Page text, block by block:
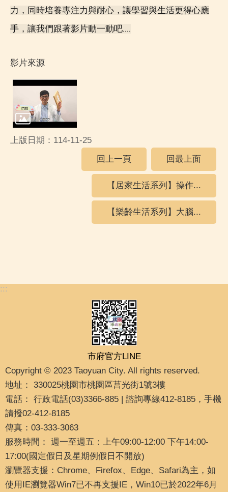
力，同時培養專注力與耐心，讓學習與生活更得心應
手，讓我們跟著影片動一動吧....
影片來源
上版日期：114-11-25
回上一頁
回最上面
【居家生活系列】操作...
【樂齡生活系列】大腦...
:::
市府官方LINE
Copyright © 2023 Taoyuan City. All rights reserved.
地址： 330025桃園市桃園區莒光街1號3樓
電話： 行政電話(03)3366-885 | 諮詢專線412-8185，手機
請撥02-412-8185
傳真：03-333-3063
服務時間： 週一至週五：上午09:00-12:00 下午14:00-
17:00(國定假日及星期例假日不開放)
瀏覽器支援：Chrome、Firefox、Edge、Safari為主，如
使用IE瀏覽器Win7已不再支援IE，Win10已於2022年6月